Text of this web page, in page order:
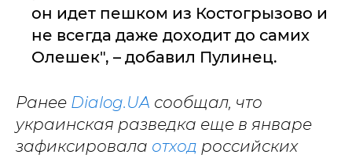
он идет пешком из Костогрызово и
не всегда даже доходит до самих
Олешек", – добавил Пулинец.
Ранее Dialog.UA сообщал, что
украинская разведка еще в январе
зафиксировала отход российских